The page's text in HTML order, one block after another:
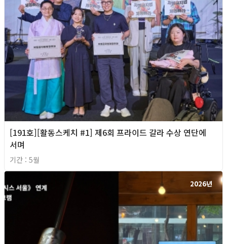
[191호][활동스케치 #1] 제6회 프라이드 갈라 수상 연단에
서며
기간 : 5월
2026년